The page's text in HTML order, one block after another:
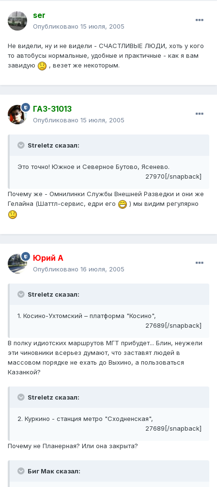
ser
Опубликовано 15 июля, 2005
Не видели, ну и не видели - СЧАСТЛИВЫЕ ЛЮДИ, хоть у кого
то автобусы нормальные, удобные и практичные - как я вам
завидую
, везет же некоторым.
ГАЗ-31013
Опубликовано 15 июля, 2005
Streletz сказал:
Это точно! Южное и Северное Бутово, Ясенево.
27970[/snapback]
Почему же - Омнилинки Службы Внешней Разведки и они же
Гелайна (Шаттл-сервис, едри его
) мы видим регулярно
Юрий А
Опубликовано 16 июля, 2005
Streletz сказал:
1. Косино-Ухтомский – платформа "Косино",
27689[/snapback]
В полку идиотских маршрутов МГТ прибудет... Блин, неужели
эти чиновники всерьез думают, что заставят людей в
массовом порядке не ехать до Выхино, а пользоваться
Казанкой?
Streletz сказал:
2. Куркино - станция метро "Сходненская",
27689[/snapback]
Почему не Планерная? Или она закрыта?
Биг Мак сказал: